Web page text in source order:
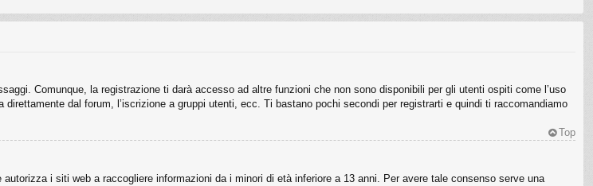
Comunque, la registrazione ti darà accesso ad altre funzioni che non sono disponibili per gli utenti ospiti come l’uso
dal forum, l’iscrizione a gruppi utenti, ecc. Ti bastano pochi secondi per registrarti e quindi ti raccomandiamo
Top
i siti web a raccogliere informazioni da i minori di età inferiore a 13 anni. Per avere tale consenso serve una